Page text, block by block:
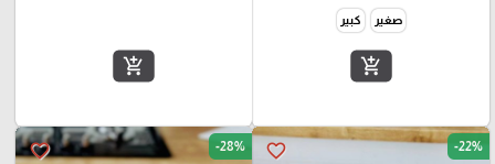
صغير كبير
add_shopping_cart
add_shopping_cart
favorite_border -22%
favorite_border -28%